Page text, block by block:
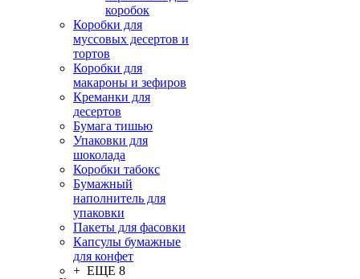
коробок
Коробки для
муссовых десертов и
тортов
Коробки для
макароны и зефиров
Креманки для
десертов
Бумага тишью
Упаковки для
шоколада
Коробки табокс
Бумажный
наполнитель для
упаковки
Пакеты для фасовки
Капсулы бумажные
для конфет
+ ЕЩЕ 8